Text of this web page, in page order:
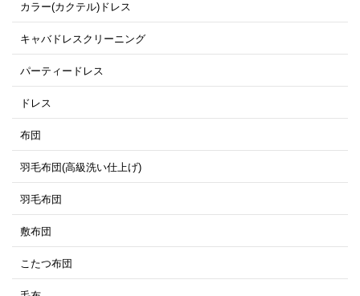
カラー(カクテル)ドレス
キャバドレスクリーニング
パーティードレス
ドレス
布団
羽毛布団(高級洗い仕上げ)
羽毛布団
敷布団
こたつ布団